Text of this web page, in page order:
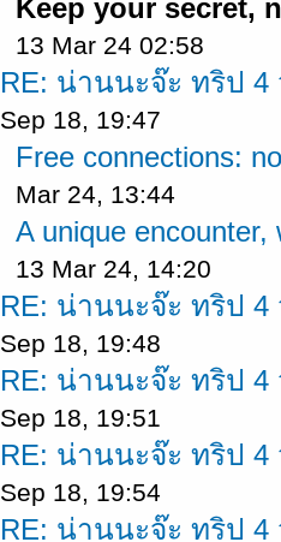
Keep your secret,
13 Mar 24 02:58
RE: น่านนะจ๊ะ ทริป
Sep 18, 19:47
Free connections:
Mar 24, 13:44
A unique
13 Mar 24, 14:20
RE: น่านนะจ๊ะ ทริป
Sep 18, 19:48
RE: น่านนะจ๊ะ ทริป
Sep 18, 19:51
RE: น่านนะจ๊ะ ทริป
Sep 18, 19:54
RE: น่านนะจ๊ะ ทริป